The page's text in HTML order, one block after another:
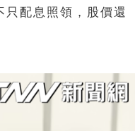
配息照領，股價還